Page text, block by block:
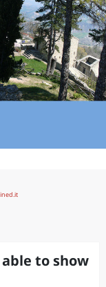
to show